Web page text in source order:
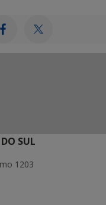
SUL
1203